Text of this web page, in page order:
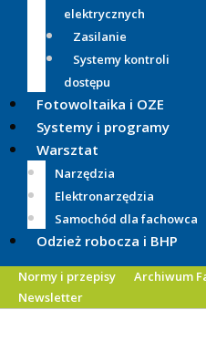
elektrycznych
Zasilanie
Systemy kontroli
dostępu
Fotowoltaika i OZE
Systemy i programy
Warsztat
Narzędzia
Elektronarzędzia
Samochód dla fachowca
Odzież robocza i BHP
Normy i przepisy
Archiwum
Newsletter